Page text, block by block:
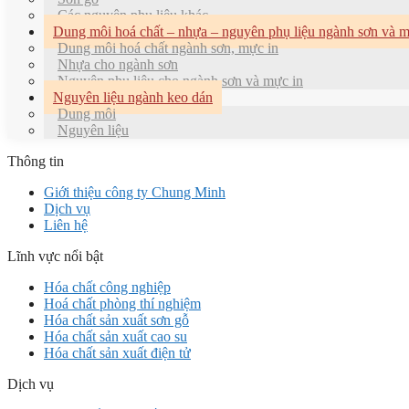
Các nguyên phụ liệu khác
Dung môi hoá chất – nhựa – nguyên phụ liệu ngành sơn và
Dung môi hoá chất ngành sơn, mực in
Nhựa cho ngành sơn
Nguyên phụ liệu cho ngành sơn và mực in
Nguyên liệu ngành keo dán
Dung môi
Nguyên liệu
Thông tin
Giới thiệu công ty Chung Minh
Dịch vụ
Liên hệ
Lĩnh vực nổi bật
Hóa chất công nghiệp
Hoá chất phòng thí nghiệm
Hóa chất sản xuất sơn gỗ
Hóa chất sản xuất cao su
Hóa chất sản xuất điện tử
Dịch vụ